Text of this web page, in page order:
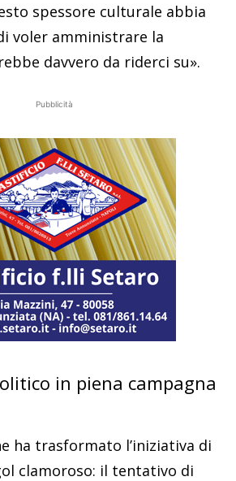
spessore culturale abbia
voler amministrare la
davvero da riderci su».
Pubblicità
in piena campagna
ha trasformato l’iniziativa di
clamoroso: il tentativo di